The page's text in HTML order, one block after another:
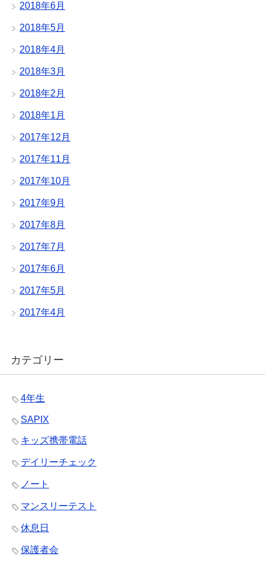
2018年6月
2018年5月
2018年4月
2018年3月
2018年2月
2018年1月
2017年12月
2017年11月
2017年10月
2017年9月
2017年8月
2017年7月
2017年6月
2017年5月
2017年4月
カテゴリー
4年生
SAPIX
キッズ携帯電話
デイリーチェック
ノート
マンスリーテスト
休息日
保護者会